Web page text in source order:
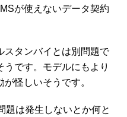
が使えないデータ契約
スタンバイとは別問題で
です。モデルにもより
怪しいそうです。
題は発生しないとか何と